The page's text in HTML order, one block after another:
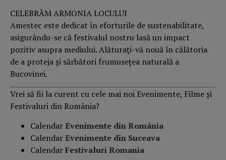
CELEBRĂM ARMONIA LOCULUI
Amestec este dedicat în eforturile de sustenabilitate,
asigurându-se că festivalul nostru lasă un impact
pozitiv asupra mediului. Alăturați-vă nouă în călătoria
de a proteja și sărbători frumusețea naturală a
Bucovinei.
Vrei să fii la curent cu cele mai noi Evenimente, Filme și
Festivaluri din România?
Calendar Evenimente din România
Calendar Evenimente din Suceava
CalendarFestivaluri Romania